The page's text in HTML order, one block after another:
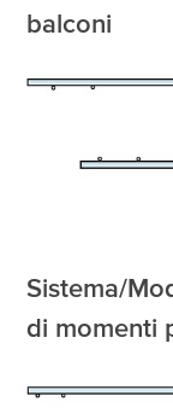
balconi
Sistema/
di momenti